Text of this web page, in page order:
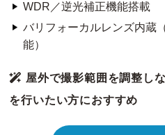
WDR／逆光補正機能搭載
バリフォーカルレンズ内蔵
能）
屋外で撮影範囲を調整し
を行いたい方におすすめ